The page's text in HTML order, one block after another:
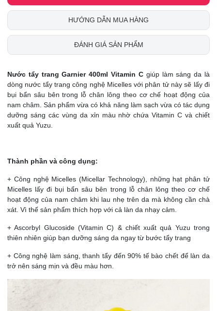
HƯỚNG DẪN MUA HÀNG
ĐÁNH GIÁ SẢN PHẨM
Nước tẩy trang Garnier 400ml Vitamin Cgiúp làm sáng da là
dòng nước tẩy trang công nghệ Micelles với phân tử này sẽ lấy đi
bụi bẩn sâu bên trong lỗ chân lông theo cơ chế hoạt động của
nam châm. Sản phẩm vừa có khả năng làm sạch vừa có tác dụng
dưỡng sáng các vùng da xỉn màu nhờ chứa Vitamin C và chiết
xuất quả Yuzu.
Thành phần và công dụng:
+ Công nghệ Micelles (Micellar Technology), những hạt phân tử
Micelles lấy đi bụi bẩn sâu bên trong lỗ chân lông theo cơ chế
hoạt động của nam châm khi lau nhẹ trên da mà không cần chà
xát. Vì thế sản phẩm thích hợp với cả làn da nhạy cảm.
+ Ascorbyl Glucoside (Vitamin C) & chiết xuất quả Yuzu trong
thiên nhiên giúp bạn dưỡng sáng da ngay từ bước tẩy trang
+ Công nghệ làm sáng, thanh tẩy đến 90% tế bào chết để làn da
trở nên sáng mịn và đều màu hơn.